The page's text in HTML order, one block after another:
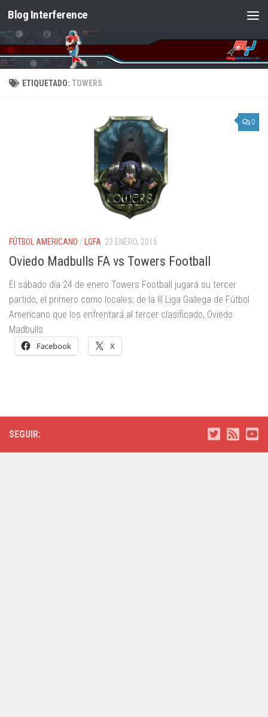
Saltar al contenido
Blog Interference
ETIQUETADO: TOWERS
0
FÚTBOL AMERICANO / LGFA 23 ENERO, 2015
Oviedo Madbulls FA vs Towers Football
El sábado día 24 de enero Towers Football jugará su tercer
partido, el primero como locales, de la III Liga Gallega de Fútbol
Americano que los enfrentará al tercer clasificado, Oviedo
Madbulls.
Facebook X
SEGUIR: